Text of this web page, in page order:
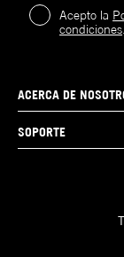
Acepto la
condiciones
ACERCA DE
SOPORTE